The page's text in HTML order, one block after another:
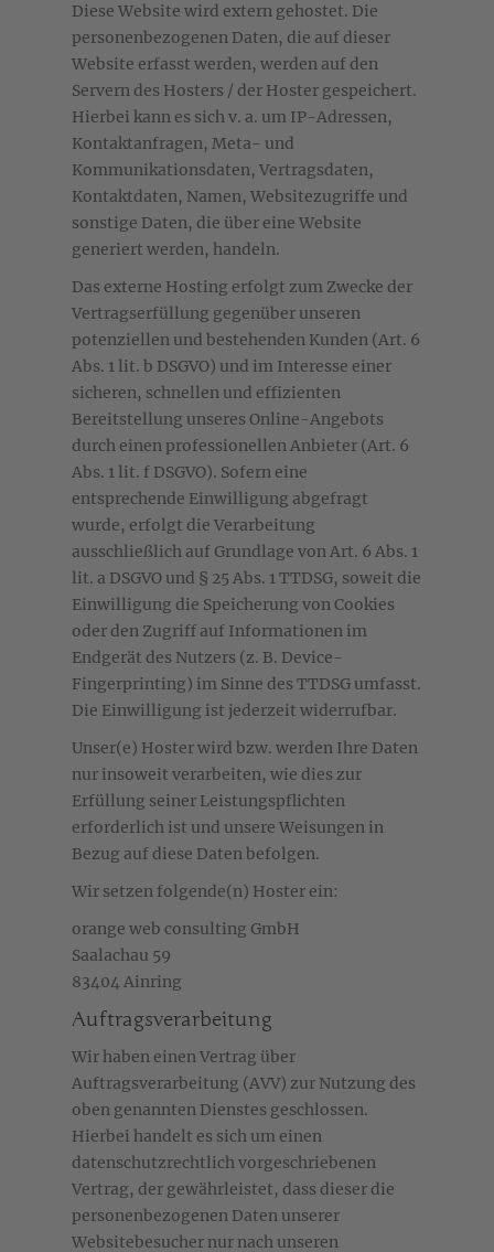
Diese Website wird extern gehostet. Die
personenbezogenen Daten, die auf dieser
Website erfasst werden, werden auf den
Servern des Hosters / der Hoster gespeichert.
Hierbei kann es sich v. a. um IP-Adressen,
Kontaktanfragen, Meta- und
Kommunikationsdaten, Vertragsdaten,
Kontaktdaten, Namen, Websitezugriffe und
sonstige Daten, die über eine Website
generiert werden, handeln.
Das externe Hosting erfolgt zum Zwecke der
Vertragserfüllung gegenüber unseren
potenziellen und bestehenden Kunden (Art. 6
Abs. 1 lit. b DSGVO) und im Interesse einer
sicheren, schnellen und effizienten
Bereitstellung unseres Online-Angebots
durch einen professionellen Anbieter (Art. 6
Abs. 1 lit. f DSGVO). Sofern eine
entsprechende Einwilligung abgefragt
wurde, erfolgt die Verarbeitung
ausschließlich auf Grundlage von Art. 6 Abs. 1
lit. a DSGVO und § 25 Abs. 1 TTDSG, soweit die
Einwilligung die Speicherung von Cookies
oder den Zugriff auf Informationen im
Endgerät des Nutzers (z. B. Device-
Fingerprinting) im Sinne des TTDSG umfasst.
Die Einwilligung ist jederzeit widerrufbar.
Unser(e) Hoster wird bzw. werden Ihre Daten
nur insoweit verarbeiten, wie dies zur
Erfüllung seiner Leistungspflichten
erforderlich ist und unsere Weisungen in
Bezug auf diese Daten befolgen.
Wir setzen folgende(n) Hoster ein:
orange web consulting GmbH
Saalachau 59
83404 Ainring
Auftragsverarbeitung
Wir haben einen Vertrag über
Auftragsverarbeitung (AVV) zur Nutzung des
oben genannten Dienstes geschlossen.
Hierbei handelt es sich um einen
datenschutzrechtlich vorgeschriebenen
Vertrag, der gewährleistet, dass dieser die
personenbezogenen Daten unserer
Websitebesucher nur nach unseren